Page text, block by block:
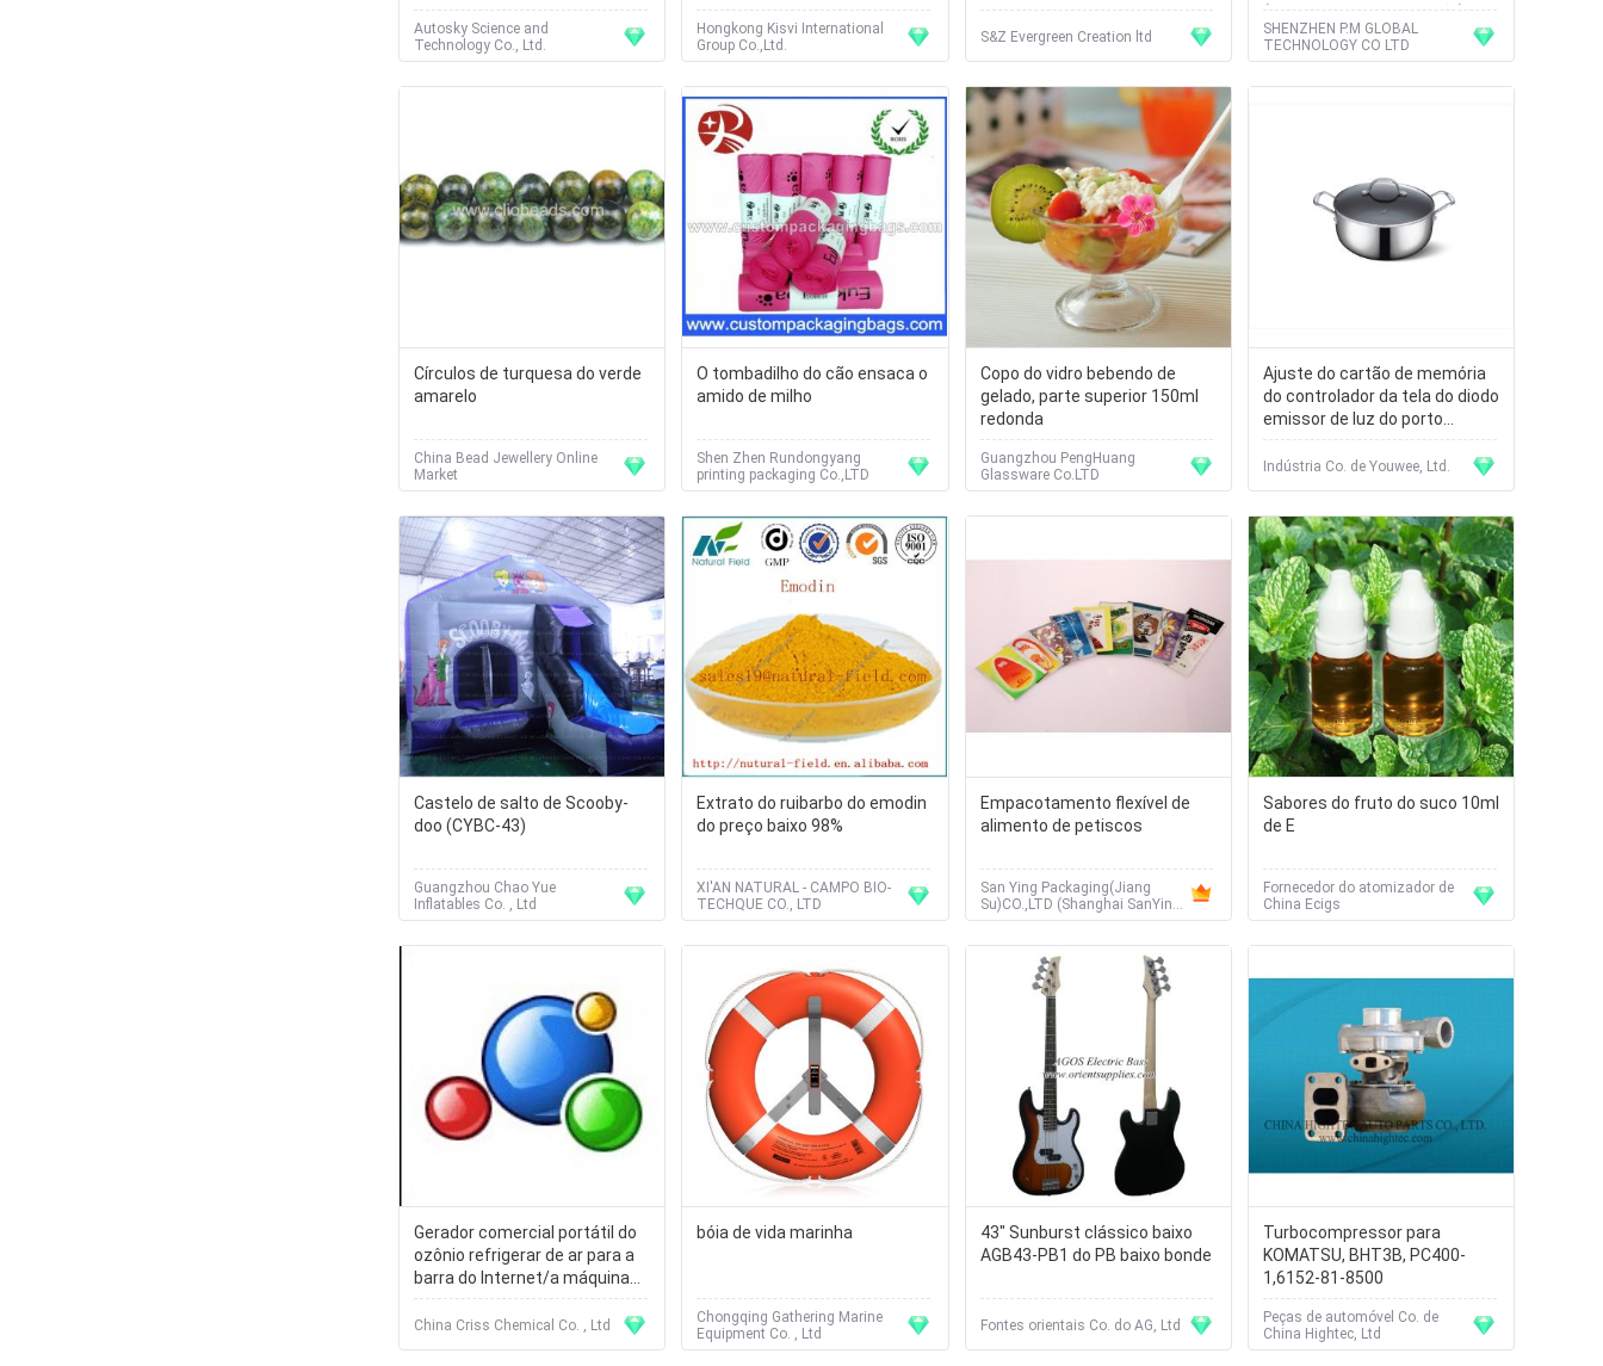
Autosky Science and
Technology Co., Ltd.
925
Hongkong Kisvi International
Group Co.,Ltd.
S&Z Evergreen Creation ltd
(interruptor de ondulação)
SHENZHEN P.M GLOBAL
TECHNOLOGY CO LTD
Círculos de turquesa do verde
amarelo
China Bead Jewellery Online
Market
O tombadilho do cão ensaca o
amido de milho
Shen Zhen Rundongyang
printing packaging Co.,LTD
Copo do vidro bebendo de
gelado, parte superior 150ml
redonda
Guangzhou PengHuang
Glassware Co.LTD
Ajuste do cartão de memória
do controlador da tela do diodo
emissor de luz do porto
tipo/RS232 do TF
Indústria Co. de Youwee, Ltd.
Castelo de salto de Scooby-
doo (CYBC-43)
Guangzhou Chao Yue
Inflatables Co. , Ltd
Extrato do ruibarbo do emodin
do preço baixo 98%
XI'AN NATURAL - CAMPO BIO-
TECHQUE CO., LTD
Empacotamento flexível de
alimento de petiscos
San Ying Packaging(Jiang
Su)CO.,LTD (Shanghai SanYing
Packaging Material Co.,Ltd.)
Sabores do fruto do suco 10ml
de E
Fornecedor do atomizador de
China Ecigs
Gerador comercial portátil do
ozônio refrigerar de ar para a
barra do Internet/a máquina
ozônio do carro
China Criss Chemical Co. , Ltd
bóia de vida marinha
Chongqing Gathering Marine
Equipment Co. , Ltd
43" Sunburst clássico baixo
AGB43-PB1 do PB baixo bonde
Fontes orientais Co. do AG, Ltd
Turbocompressor para
KOMATSU, BHT3B, PC400-
1,6152-81-8500
Peças de automóvel Co. de
China Hightec, Ltd